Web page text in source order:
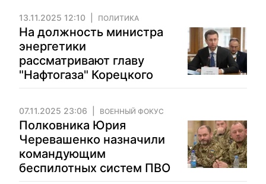
13.11.2025 12:10 ПОЛИТИКА
На должность министра
энергетики
рассматривают главу
"Нафтогаза" Корецкого
07.11.2025 23:06 ВОЕННЫЙ ФОКУС
Полковника Юрия
Черевашенко назначили
командующим
беспилотных систем ПВО